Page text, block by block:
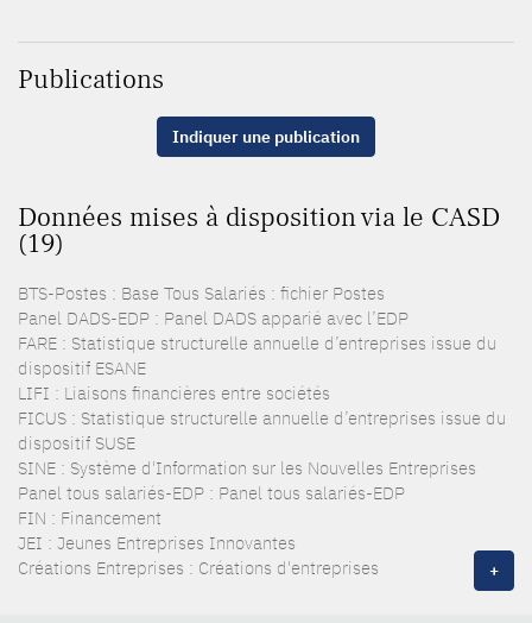
Publications
Indiquer une publication
Données mises à disposition via le CASD
(19)
BTS-Postes : Base Tous Salariés : fichier Postes
Panel DADS-EDP : Panel DADS apparié avec l’EDP
FARE : Statistique structurelle annuelle d’entreprises issue du
dispositif ESANE
LIFI : Liaisons financières entre sociétés
FICUS : Statistique structurelle annuelle d’entreprises issue du
dispositif SUSE
SINE : Système d'Information sur les Nouvelles Entreprises
Panel tous salariés-EDP : Panel tous salariés-EDP
FIN : Financement
JEI : Jeunes Entreprises Innovantes
Créations Entreprises : Créations d'entreprises
+